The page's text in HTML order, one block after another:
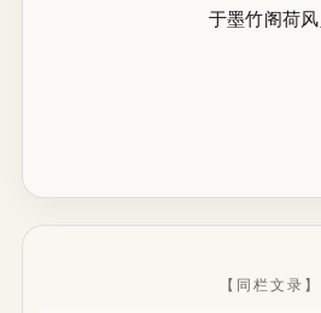
于墨竹阁荷
【同栏文录】